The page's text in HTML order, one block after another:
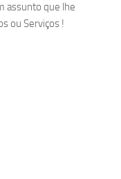
assunto que lhe
ou Serviços !